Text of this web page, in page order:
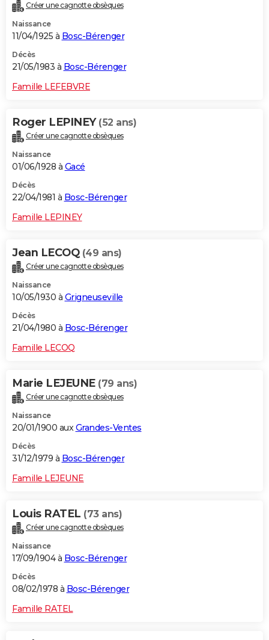
Créer une cagnotte obsèques
Naissance
11/04/1925 à Bosc-Bérenger
Décès
21/05/1983 à Bosc-Bérenger
Famille LEFEBVRE
Roger LEPINEY (52 ans)
Créer une cagnotte obsèques
Naissance
01/06/1928 à Gacé
Décès
22/04/1981 à Bosc-Bérenger
Famille LEPINEY
Jean LECOQ (49 ans)
Créer une cagnotte obsèques
Naissance
10/05/1930 à Grigneuseville
Décès
21/04/1980 à Bosc-Bérenger
Famille LECOQ
Marie LEJEUNE (79 ans)
Créer une cagnotte obsèques
Naissance
20/01/1900 auxGrandes-Ventes
Décès
31/12/1979 à Bosc-Bérenger
Famille LEJEUNE
Louis RATEL (73 ans)
Créer une cagnotte obsèques
Naissance
17/09/1904 à Bosc-Bérenger
Décès
08/02/1978 à Bosc-Bérenger
Famille RATEL